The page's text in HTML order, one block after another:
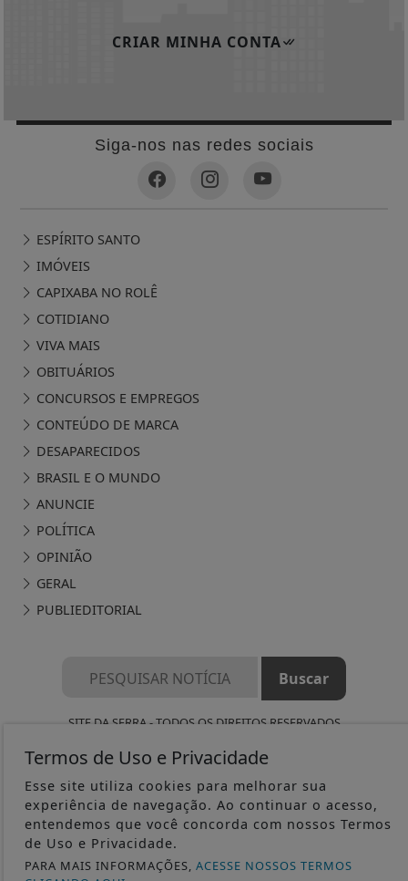
CRIAR MINHA CONTA
Siga-nos nas redes sociais
ESPÍRITO SANTO
IMÓVEIS
CAPIXABA NO ROLÊ
COTIDIANO
VIVA MAIS
OBITUÁRIOS
CONCURSOS E EMPREGOS
CONTEÚDO DE MARCA
DESAPARECIDOS
BRASIL E O MUNDO
ANUNCIE
POLÍTICA
OPINIÃO
GERAL
PUBLIEDITORIAL
SITE DA SERRA - TODOS OS DIREITOS RESERVADOS
TERMOS DE USO E PRIVACIDADE
SOBRE
FAQ
Termos de Uso e Privacidade
Esse site utiliza cookies para melhorar sua
experiência de navegação. Ao continuar o acesso,
entendemos que você concorda com nossos Termos
de Uso e Privacidade.
PARA MAIS INFORMAÇÕES, ACESSE NOSSOS TERMOS